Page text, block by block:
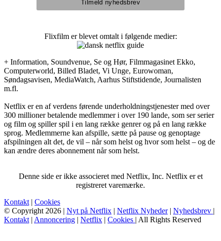
Flixfilm er blevet omtalt i følgende medier:
+ Information, Soundvenue, Se og Hør, Filmmagasinet Ekko,
Computerworld, Billed Bladet, Vi Unge, Eurowoman,
Søndagsavisen, MediaWatch, Aarhus Stiftstidende, Journalisten
m.fl.
Netflix er en af verdens førende underholdningstjenester med over
300 millioner betalende medlemmer i over 190 lande, som ser serier
og film og spiller spil i en lang række genrer og på en lang række
sprog. Medlemmerne kan afspille, sætte på pause og genoptage
afspilningen alt det, de vil – når som helst og hvor som helst – og de
kan ændre deres abonnement når som helst.
Denne side er ikke associeret med Netflix, Inc. Netflix er et
registreret varemærke.
Kontakt | Cookies
© Copyright 2026 | Nyt på Netflix | Netflix Nyheder| Nyhedsbrev |
Kontakt | Annoncering | Netflix | Cookies | All Rights Reserved